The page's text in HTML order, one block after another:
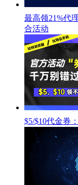
最高领21%代
合活动
$5/$10代金券